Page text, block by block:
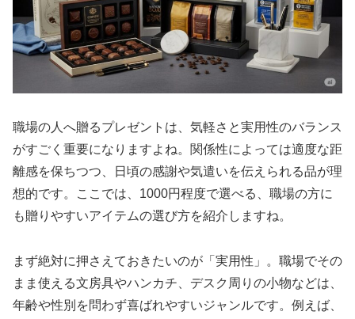
職場の人へ贈るプレゼントは、気軽さと実用性のバランス
がすごく重要になりますよね。関係性によっては適度な距
離感を保ちつつ、日頃の感謝や気遣いを伝えられる品が理
想的です。ここでは、1000円程度で選べる、職場の方に
も贈りやすいアイテムの選び方を紹介しますね。
まず絶対に押さえておきたいのが「実用性」。職場でその
まま使える文房具やハンカチ、デスク周りの小物などは、
年齢や性別を問わず喜ばれやすいジャンルです。例えば、